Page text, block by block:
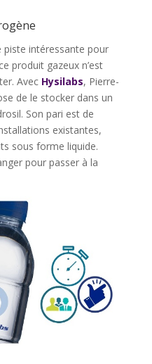
piste intéressante pour
produit gazeux n’est
Avec Hysilabs, Pierre-
de le stocker dans un
Son pari est de
existantes,
sous forme liquide.
pour passer à la